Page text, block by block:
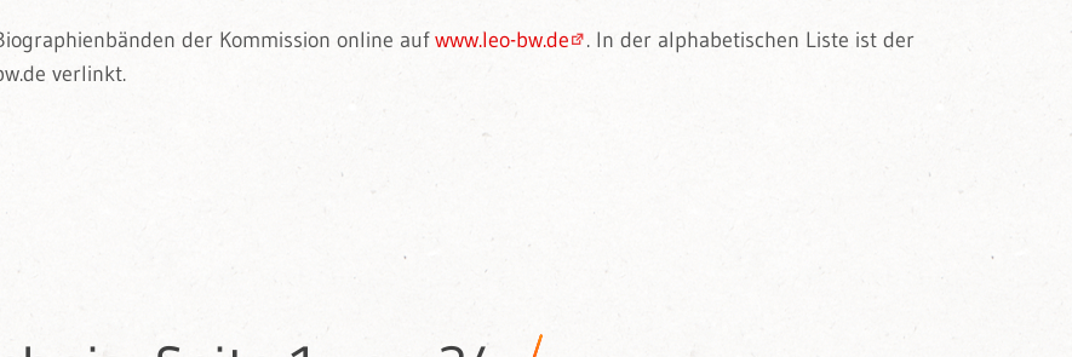
der Kommission online aufwww.leo-bw.de
. In der alphabetischen Liste ist der
verlinkt.